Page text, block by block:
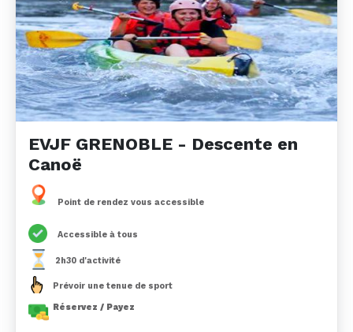
EVJF GRENOBLE - Descente en
Canoë
Point de rendez vous accessible
Accessible à tous
2h30 d'activité
Prévoir une tenue de sport
Réservez / Payez